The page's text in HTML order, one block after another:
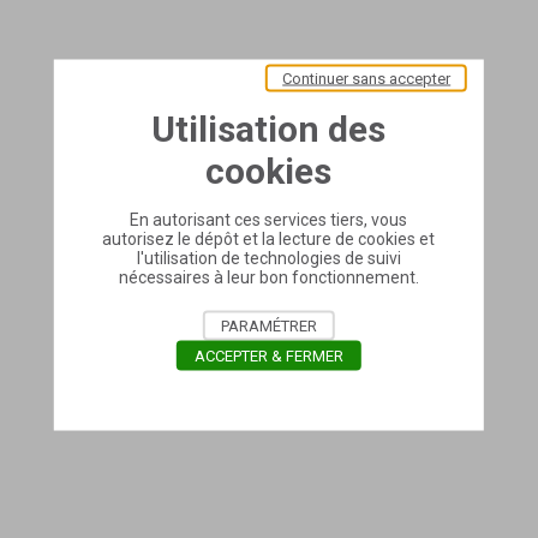
Utilisation des
cookies
En autorisant ces services tiers, vous
autorisez le dépôt et la lecture de cookies et
l'utilisation de technologies de suivi
nécessaires à leur bon fonctionnement.
Continuer sans accepter
PARAMÉTRER
ACCEPTER & FERMER